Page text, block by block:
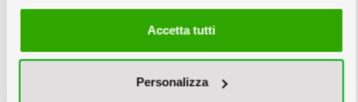
Accetta tutti
Personalizza
Creazione Grafica
Rendering 3D